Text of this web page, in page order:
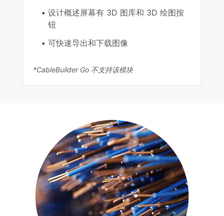
设计概述屏幕有 3D 图库和 3D 绘图按
钮
可快速导出和下载图像
*CableBuilder Go 不支持该模块